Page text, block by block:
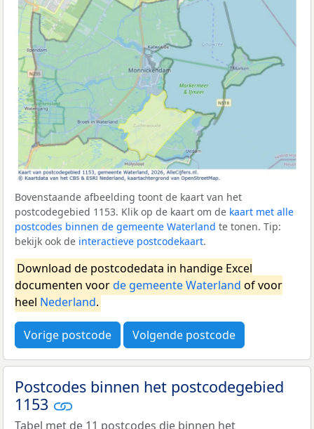
Bovenstaande afbeelding toont de kaart van het
postcodegebied 1153. Klik op de kaart om de kaart met alle
postcodes binnen de gemeente Waterland te tonen. Tip:
bekijk ook de interactieve postcodekaart.
Download de postcodedata in handige Excel
documenten voorde gemeente Waterland of voor
heel Nederland.
Vorige postcode Volgende postcode
Postcodes binnen het postcodegebied
1153
Tabel met de 11 postcodes die binnen het